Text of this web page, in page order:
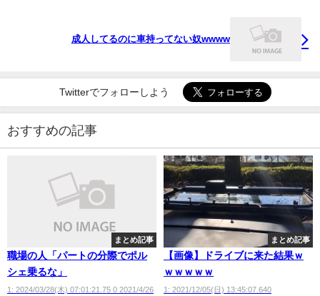
成人してるのに車持ってない奴wwww
Twitterでフォローしよう
おすすめの記事
まとめ記事
職場の人「パートの分際でポル
シェ乗るな」
1: 2024/03/28(木) 07:01:21.75 0 2021/4/26
まとめ記事
【画像】ドライブに来た結果ｗ
ｗｗｗｗｗ
1: 2021/12/05(日) 13:45:07.640